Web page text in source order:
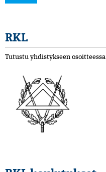
RKL
Tutustu yhdistykseen osoitteessa